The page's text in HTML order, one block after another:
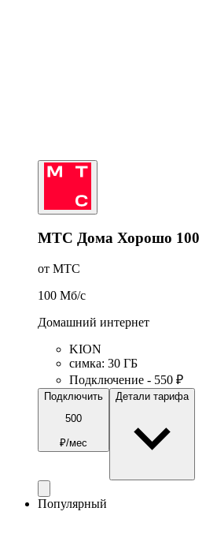
МТС Дома Хорошо 100
от МТС
100 Мб/c
Домашний интернет
KION
симка: 30 ГБ
Подключение - 550 ₽
Подключить
500
₽/мес
Детали тарифа
Популярный